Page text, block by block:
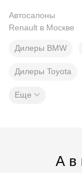
Автосалоны
Renault в Москве
Дилеры BMW
Дилеры Toyota
Еще
А в